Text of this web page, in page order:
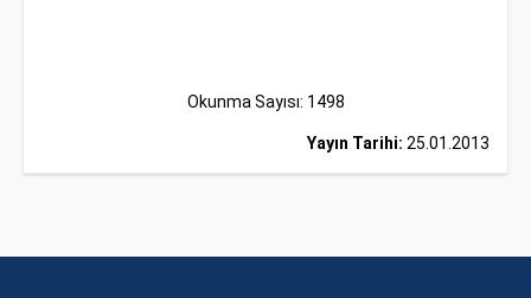
Okunma Sayısı: 1498
Yayın Tarihi: 25.01.2013